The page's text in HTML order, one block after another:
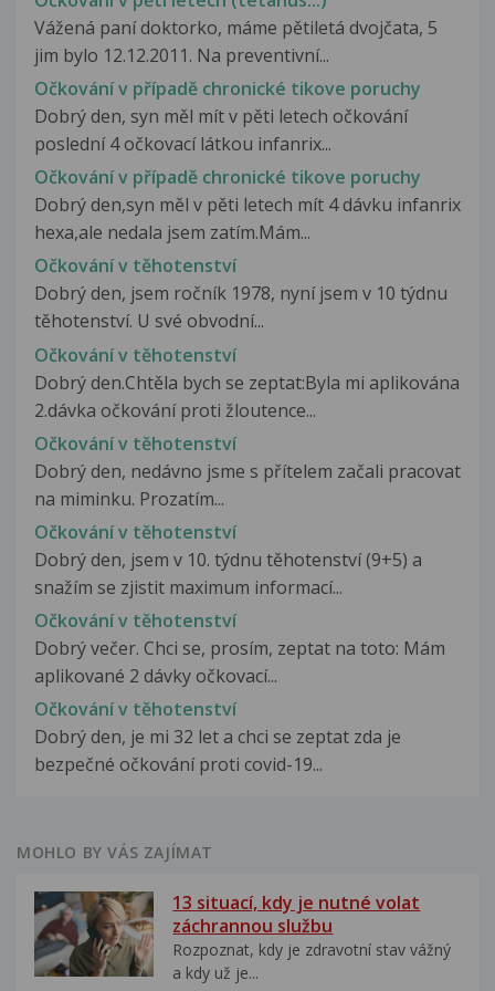
Vážená paní doktorko, máme pětiletá dvojčata, 5
jim bylo 12.12.2011. Na preventivní...
Očkování v případě chronické tikove poruchy
Dobrý den, syn měl mít v pěti letech očkování
poslední 4 očkovací látkou infanrix...
Očkování v případě chronické tikove poruchy
Dobrý den,syn měl v pěti letech mít 4 dávku infanrix
hexa,ale nedala jsem zatím.Mám...
Očkování v těhotenství
Dobrý den, jsem ročník 1978, nyní jsem v 10 týdnu
těhotenství. U své obvodní...
Očkování v těhotenství
Dobrý den.Chtěla bych se zeptat:Byla mi aplikována
2.dávka očkování proti žloutence...
Očkování v těhotenství
Dobrý den, nedávno jsme s přítelem začali pracovat
na miminku. Prozatím...
Očkování v těhotenství
Dobrý den, jsem v 10. týdnu těhotenství (9+5) a
snažím se zjistit maximum informací...
Očkování v těhotenství
Dobrý večer. Chci se, prosím, zeptat na toto: Mám
aplikované 2 dávky očkovací...
Očkování v těhotenství
Dobrý den, je mi 32 let a chci se zeptat zda je
bezpečné očkování proti covid-19...
MOHLO BY VÁS ZAJÍMAT
13 situací, kdy je nutné volat
záchrannou službu
Rozpoznat, kdy je zdravotní stav vážný
a kdy už je...